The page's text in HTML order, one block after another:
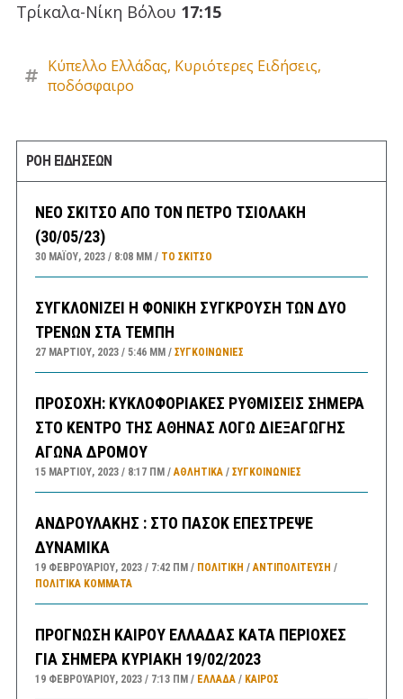
Τρίκαλα-Νίκη Βόλου 17:15
Κύπελλο Ελλάδας, Κυριότερες Ειδήσεις,
ποδόσφαιρο
ΡΟΗ ΕΙΔΗΣΕΩΝ
ΝΕΟ ΣΚΙΤΣΟ ΑΠΟ ΤΟΝ ΠΕΤΡΟ ΤΣΙΟΛΑΚΗ
(30/05/23)
30 ΜΑΪ́ΟΥ, 2023 8:08 ΜΜ ΤΟ ΣΚΊΤΣΟ
ΣΥΓΚΛΟΝΙΖΕΙ Η ΦΟΝΙΚΗ ΣΥΓΚΡΟΥΣΗ ΤΩΝ ΔΥΟ
ΤΡΕΝΩΝ ΣΤΑ ΤΕΜΠΗ
27 ΜΑΡΤΊΟΥ, 2023 5:46 ΜΜ ΣΥΓΚΟΙΝΩΝΊΕΣ
ΠΡΟΣΟΧΗ: ΚΥΚΛΟΦΟΡΙΑΚΕΣ ΡΥΘΜΙΣΕΙΣ ΣΗΜΕΡΑ
ΣΤΟ ΚΕΝΤΡΟ ΤΗΣ ΑΘΗΝΑΣ ΛΟΓΩ ΔΙΕΞΑΓΩΓΗΣ
ΑΓΩΝΑ ΔΡΟΜΟΥ
15 ΜΑΡΤΊΟΥ, 2023 8:17 ΠΜ ΑΘΛΗΤΙΚΑ/ ΣΥΓΚΟΙΝΩΝΊΕΣ
ΑΝΔΡΟΥΛΑΚΗΣ : ΣΤΟ ΠΑΣΟΚ ΕΠΕΣΤΡΕΨΕ
ΔΥΝΑΜΙΚΑ
19 ΦΕΒΡΟΥΑΡΊΟΥ, 2023 7:42 ΠΜ ΠΟΛΙΤΙΚΗ / ΑΝΤΙΠΟΛΊΤΕΥΣΗ /
ΠΟΛΙΤΙΚΆ ΚΌΜΜΑΤΑ
ΠΡΟΓΝΩΣΗ ΚΑΙΡΟΥ ΕΛΛΑΔΑΣ ΚΑΤΑ ΠΕΡΙΟΧΕΣ
ΓΙΑ ΣΗΜΕΡΑ ΚΥΡΙΑΚΗ 19/02/2023
19 ΦΕΒΡΟΥΑΡΊΟΥ, 2023 7:13 ΠΜ ΕΛΛΑΔA/ ΚΑΙΡΌΣ